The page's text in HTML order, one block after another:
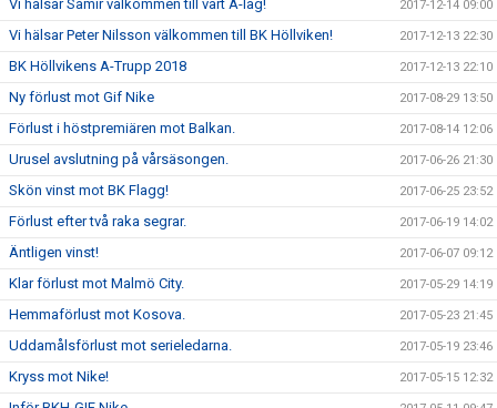
Vi hälsar Samir välkommen till vårt A-lag! 2017-12-14 09:00
Vi hälsar Peter Nilsson välkommen till BK Höllviken! 2017-12-13 22:30
BK Höllvikens A-Trupp 2018 2017-12-13 22:10
Ny förlust mot Gif Nike 2017-08-29 13:50
Förlust i höstpremiären mot Balkan. 2017-08-14 12:06
Urusel avslutning på vårsäsongen. 2017-06-26 21:30
Skön vinst mot BK Flagg! 2017-06-25 23:52
Förlust efter två raka segrar. 2017-06-19 14:02
Äntligen vinst! 2017-06-07 09:12
Klar förlust mot Malmö City. 2017-05-29 14:19
Hemmaförlust mot Kosova. 2017-05-23 21:45
Uddamålsförlust mot serieledarna. 2017-05-19 23:46
Kryss mot Nike! 2017-05-15 12:32